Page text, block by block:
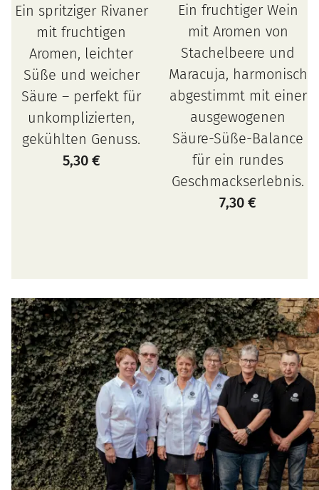
Ein spritziger Rivaner
mit fruchtigen
Aromen, leichter
Süße und weicher
Säure – perfekt für
unkomplizierten,
gekühlten Genuss.
5,30 €
Ein fruchtiger Wein
mit Aromen von
Stachelbeere und
Maracuja, harmonisch
abgestimmt mit einer
ausgewogenen
Säure-Süße-Balance
für ein rundes
Geschmackserlebnis.
7,30 €